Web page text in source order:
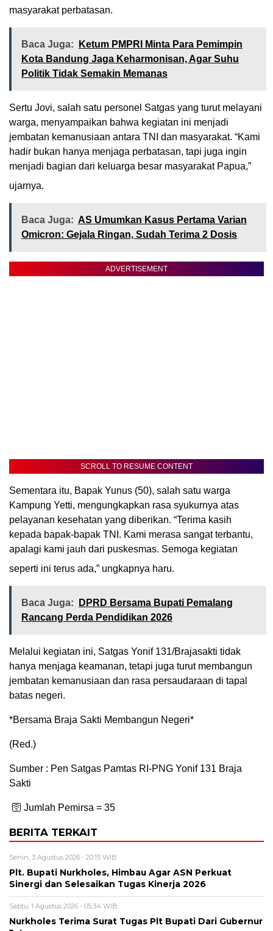
masyarakat perbatasan.
Baca Juga:
Ketum PMPRI Minta Para Pemimpin
Kota Bandung Jaga Keharmonisan, Agar Suhu
Politik Tidak Semakin Memanas
Sertu Jovi, salah satu personel Satgas yang turut melayani
warga, menyampaikan bahwa kegiatan ini menjadi
jembatan kemanusiaan antara TNI dan masyarakat. “Kami
hadir bukan hanya menjaga perbatasan, tapi juga ingin
menjadi bagian dari keluarga besar masyarakat Papua,”
ujarnya.
Baca Juga: AS Umumkan Kasus Pertama Varian
Omicron: Gejala Ringan, Sudah Terima 2 Dosis
ADVERTISEMENT
SCROLL TO RESUME CONTENT
Sementara itu, Bapak Yunus (50), salah satu warga
Kampung Yetti, mengungkapkan rasa syukurnya atas
pelayanan kesehatan yang diberikan. “Terima kasih
kepada bapak-bapak TNI. Kami merasa sangat terbantu,
apalagi kami jauh dari puskesmas. Semoga kegiatan
seperti ini terus ada,” ungkapnya haru.
Baca Juga:
DPRD Bersama Bupati Pemalang
Rancang Perda Pendidikan 2026
Melalui kegiatan ini, Satgas Yonif 131/Brajasakti tidak
hanya menjaga keamanan, tetapi juga turut membangun
jembatan kemanusiaan dan rasa persaudaraan di tapal
batas negeri.
*Bersama Braja Sakti Membangun Negeri*
(Red.)
Sumber : Pen Satgas Pamtas RI-PNG Yonif 131 Braja
Sakti
🛜 Jumlah Pemirsa = 35
BERITA TERKAIT
Senin, 3 Agustus 2026 - 20:15 WIB
Plt. Bupati Nurkholes, Himbau Agar ASN Perkuat
Sinergi dan Selesaikan Tugas Kinerja 2026
Sabtu, 1 Agustus 2026 - 05:34 WIB
Nurkholes Terima Surat Tugas Plt Bupati Dari Gubernur